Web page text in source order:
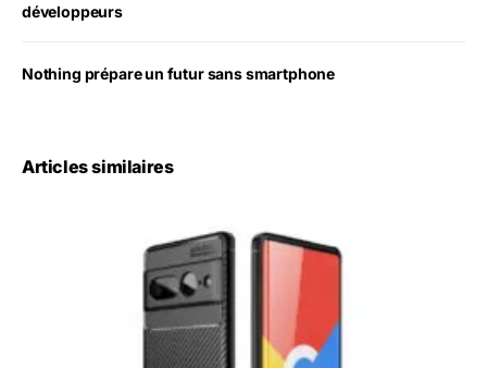
développeurs
Nothing prépare un futur sans smartphone
Articles similaires